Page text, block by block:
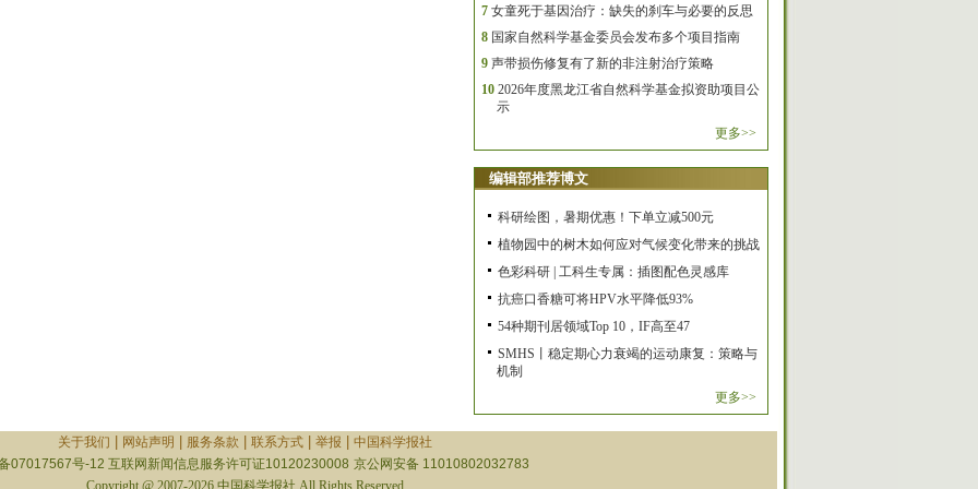
7 女童死于基因治疗：缺失的刹车与必要的反思
8 国家自然科学基金委员会发布多个项目指南
9 声带损伤修复有了新的非注射治疗策略
10 2026年度黑龙江省自然科学基金拟资助项目公
示
更多>>
编辑部推荐博文
科研绘图，暑期优惠！下单立减500元
植物园中的树木如何应对气候变化带来的挑战
色彩科研 | 工科生专属：插图配色灵感库
抗癌口香糖可将HPV水平降低93%
54种期刊居领域Top 10，IF高至47
SMHS丨稳定期心力衰竭的运动康复：策略与
机制
更多>>
关于我们 网站声明 服务条款 联系方式| 举报
中国科学报社
07017567号-12 互联网新闻信息服务许可证10120230008 京公网安备 11010802032783
Copyright @ 2007-2026 中国科学报社 All Rights Reserved